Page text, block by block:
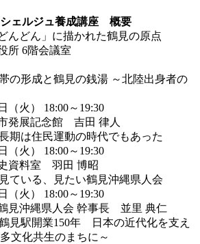
ェルジュ養成講座 概要
んどん」に描かれた鶴見の原点
6階会議室
の形成と鶴見の銭湯 ～北陸出身者の
火） 18:00～19:30
発展記念館 吉田 律人
期は住民運動の時代でもあった
火） 18:00～19:30
資料室 羽田 博昭
ている、見たい鶴見沖縄県人会
火） 18:00～19:30
見沖縄県人会 幹事長 並里 典仁
見駅開業150年 日本の近代化を支え
文化共生のまちに～